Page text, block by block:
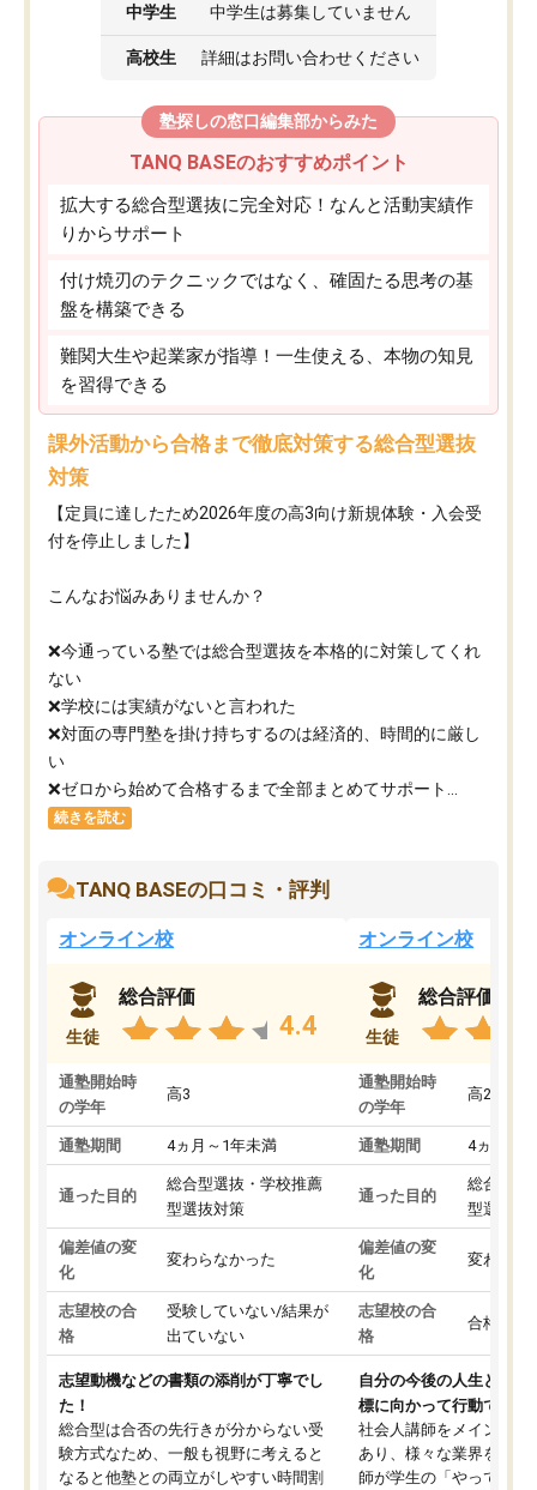
中学生 中学生は募集していません
高校生 詳細はお問い合わせください
塾探しの窓口編集部からみた
TANQ BASEのおすすめポイント
拡大する総合型選抜に完全対応！なんと活動実績作
りからサポート
付け焼刃のテクニックではなく、確固たる思考の基
盤を構築できる
難関大生や起業家が指導！一生使える、本物の知見
を習得できる
課外活動から合格まで徹底対策する総合型選抜
対策
【定員に達したため2026年度の高3向け新規体験・入会受
付を停止しました】
こんなお悩みありませんか？
❌今通っている塾では総合型選抜を本格的に対策してくれ
ない
❌学校には実績がないと言われた
❌対面の専門塾を掛け持ちするのは経済的、時間的に厳し
い
❌ゼロから始めて合格するまで全部まとめてサポート...
続きを読む
TANQ BASEの口コミ・評判
オンライン校
生徒
総合評価
4.4
通塾開始時
の学年
高3
通塾期間 4ヵ月～1年未満
通った目的
総合型選抜・学校推薦
型選抜対策
偏差値の変
化
変わらなかった
志望校の合
格
受験していない/結果が
出ていない
志望動機などの書類の添削が丁寧でし
た！
総合型は合否の先行きが分からない受
験方式なため、一般も視野に考えると
なると他塾との両立がしやすい時間割
オンライン校
生徒
総合評価
通塾開始時
の学年
高2
通塾期間 4ヵ月～1
通った目的
総合型選
型選抜対
偏差値の変
化
変わらな
志望校の合
格
合格した
自分の今後の人生と真剣
標に向かって行動できる
社会人講師をメインとし
あり、様々な業界を経験
師が学生の「やってみた